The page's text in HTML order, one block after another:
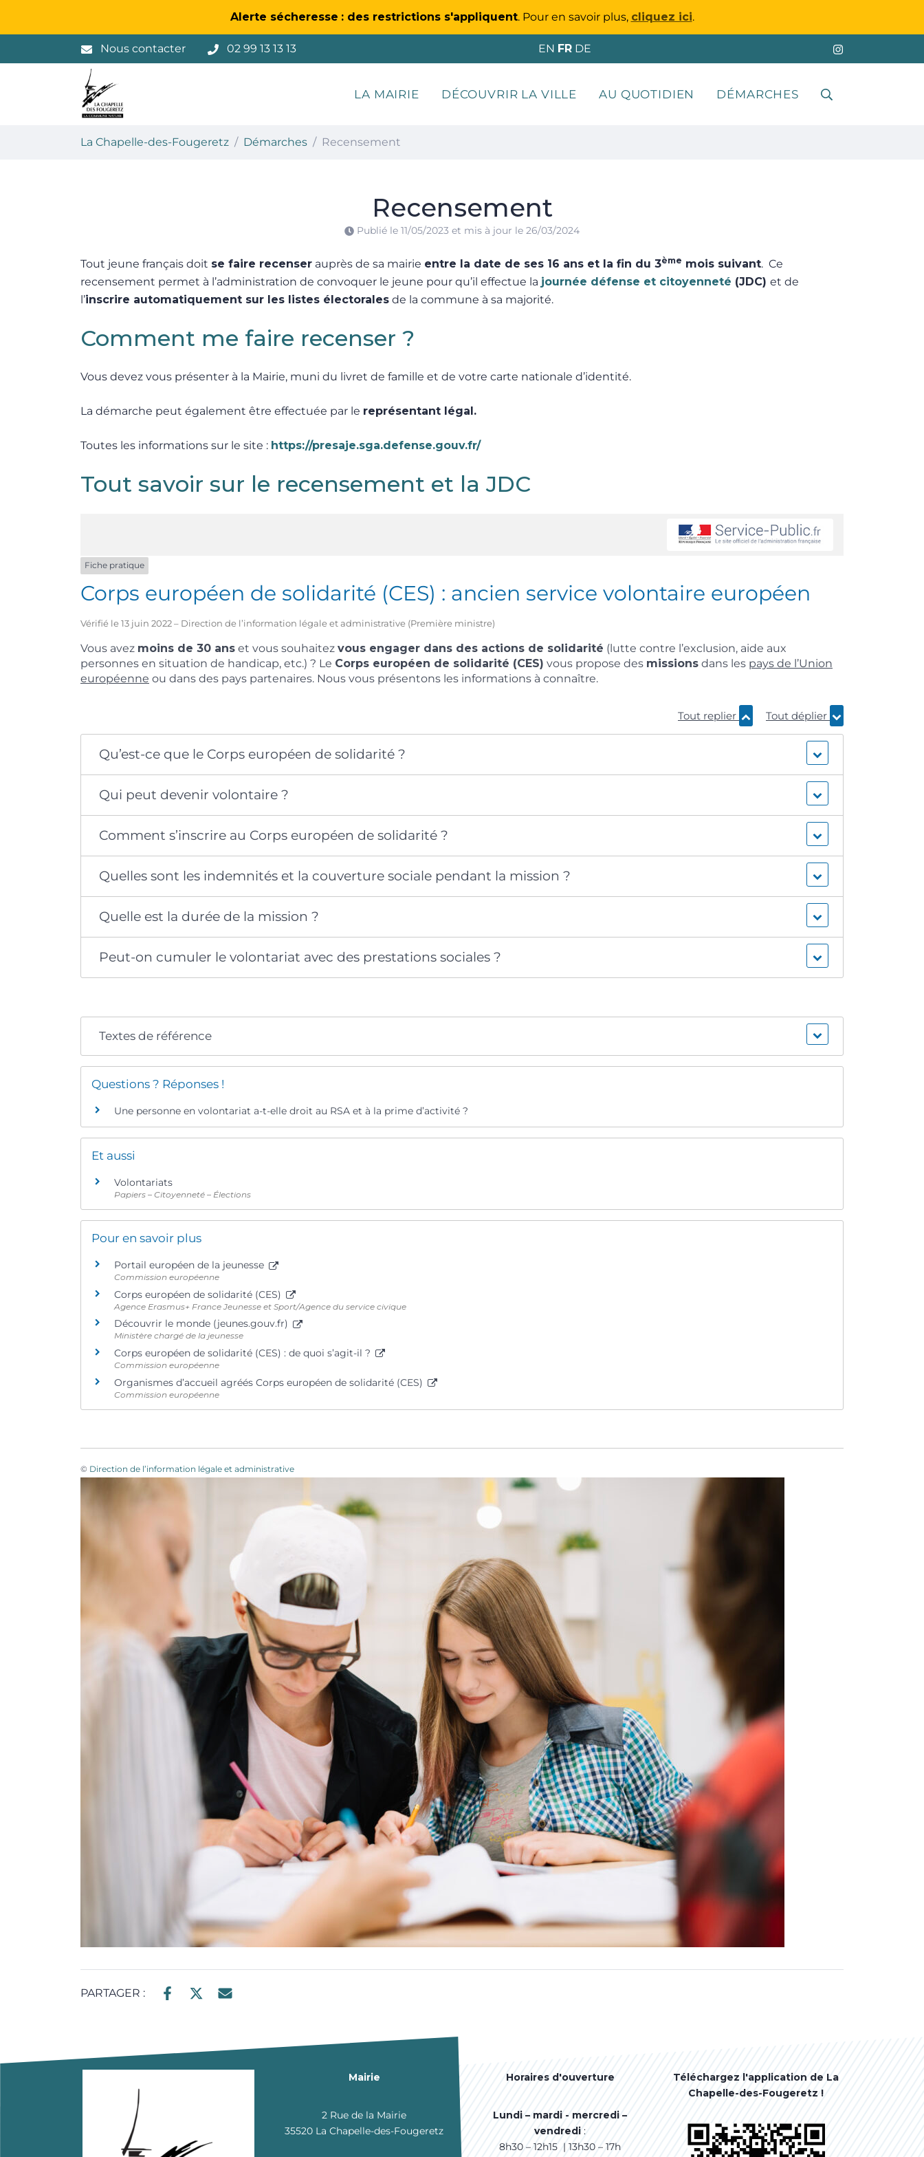
Alerte sécheresse : des restrictions s'appliquent. Pour en savoir plus, cliquez ici.
au
Nous contacter 02 99 13 13 13 EN FR DE
La Chapelle-des-Fougeretz
LA MAIRIE DÉCOUVRIR LA VILLE AU QUOTIDIEN DÉMARCHES RECHERCHE
La Chapelle-des-Fougeretz Démarches Recensement
Recensement
Publié le 11/05/2023 et mis à jour le 26/03/2024
Tout jeune français doit se faire recenser auprès de sa mairie entre la date de ses 16 ans et la fin du 3ème mois suivant. Ce
recensement permet à l’administration de convoquer le jeune pour qu’il effectue la journée défense et citoyenneté (JDC) et de
l’inscrire automatiquement sur les listes électorales de la commune à sa majorité.
Comment me faire recenser ?
Vous devez vous présenter à la Mairie, muni du livret de famille et de votre carte nationale d’identité.
La démarche peut également être effectuée par le représentant légal.
Toutes les informations sur le site : https://presaje.sga.defense.gouv.fr/
Tout savoir sur le recensement et la JDC
Fiche pratique
Corps européen de solidarité (CES) : ancien service volontaire européen
Vérifié le 13 juin 2022 – Direction de l’information légale et administrative (Première ministre)
Vous avez moins de 30 ans et vous souhaitez vous engager dans des actions de solidarité (lutte contre l’exclusion, aide aux
personnes en situation de handicap, etc.) ? Le Corps européen de solidarité (CES) vous propose des missions dans les pays de l’Union
européenne ou dans des pays partenaires. Nous vous présentons les informations à connaître.
Tout replier Tout déplier
Qu’est-ce que le Corps européen de solidarité ?
Qui peut devenir volontaire ?
Comment s’inscrire au Corps européen de solidarité ?
Quelles sont les indemnités et la couverture sociale pendant la mission ?
Quelle est la durée de la mission ?
Peut-on cumuler le volontariat avec des prestations sociales ?
Textes de référence
Questions ? Réponses !
Une personne en volontariat a-t-elle droit au RSA et à la prime d’activité ?
Et aussi
Volontariats
Papiers – Citoyenneté – Élections
Pour en savoir plus
Portail européen de la jeunesse
Commission européenne
Corps européen de solidarité (CES)
Agence Erasmus+ France Jeunesse et Sport/Agence du service civique
Découvrir le monde (jeunes.gouv.fr)
Ministère chargé de la jeunesse
Corps européen de solidarité (CES) : de quoi s’agit-il ?
Commission européenne
Organismes d’accueil agréés Corps européen de solidarité (CES)
Commission européenne
© Direction de l’information légale et administrative
PARTAGER :
Mairie
2 Rue de la Mairie
35520 La Chapelle-des-Fougeretz
Horaires d'ouverture
Lundi – mardi - mercredi –
vendredi :
8h30 – 12h15 | 13h30 – 17h
Téléchargez l'application de La
Chapelle-des-Fougeretz !